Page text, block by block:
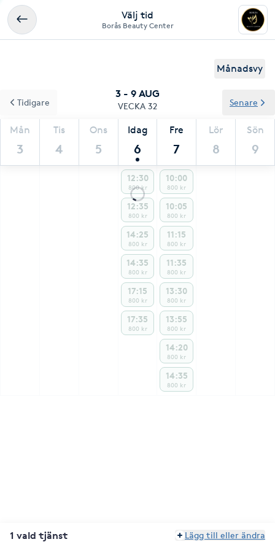
Välj tid
Borås Beauty Center
Månadsvy
3 - 9 AUG
VECKA 32
Mån
3
Tis
4
Ons
5
Idag
6
Fre
7
Lör
8
Sön
9
Tidigare Senare
12:30
800 kr
12:35
800 kr
14:25
800 kr
14:35
800 kr
17:15
800 kr
17:35
800 kr
10:00
800 kr
10:05
800 kr
11:15
800 kr
11:35
800 kr
13:30
800 kr
13:55
800 kr
14:20
800 kr
14:35
800 kr
1 vald tjänst Lägg till eller ändra